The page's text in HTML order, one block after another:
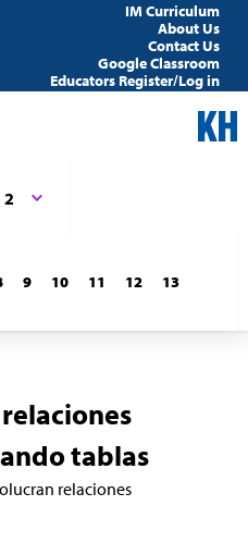
IM Curriculum
About Us
Contact Us
Google Classroom
Educators Register/Log in
2
9 10 11 12
13
tablas
relaciones